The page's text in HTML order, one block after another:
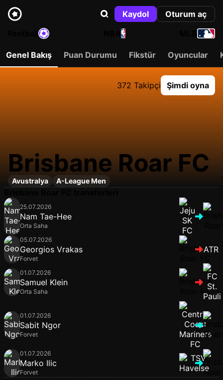
Kaydol
Oturum aç
NBA
Genel Bakış Puan Durumu Fikstür Oyuncular
372 Takipçi Şimdi oyna
Brisbane Roar FC
Avustralya A-League Men
25.07.2026
Nam Tae-Hee
Orta Saha
05.07.2026
Georgios Vrakas
Forvet
ATR
01.07.2026
Samuel Klein
Orta Saha
01.07.2026
Sabit Ngor
Forvet
01.07.2026
Marko Ilic
Forvet